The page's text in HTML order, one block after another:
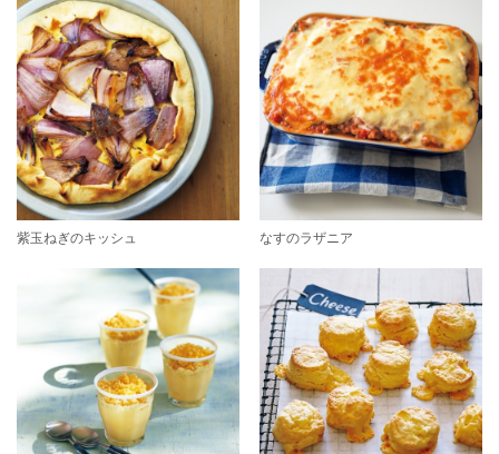
紫玉ねぎのキッシュ なすのラザニア